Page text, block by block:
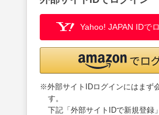
Yahoo! JAPAN IDで
※外部サイトIDログインにはまず
す。
下記「外部サイトIDで新規登録